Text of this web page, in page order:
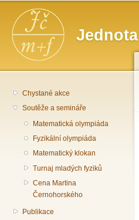
Hlavní menu
Chystané akce
Soutěže a semináře
Matematická olympiáda
Fyzikální olympiáda
Matematický klokan
Turnaj mladých fyziků
Cena Martina
Černohorského
Publikace